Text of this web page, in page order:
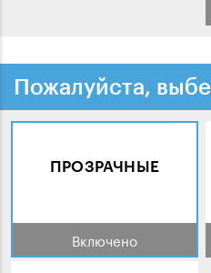
Пожалуйста,
ПРОЗРАЧНЫЕ
Включено